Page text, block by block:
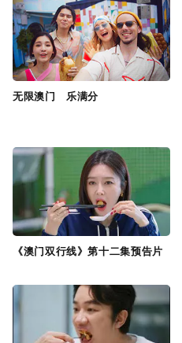
无限澳门 乐满分
《澳门双行线》第十二集预告片